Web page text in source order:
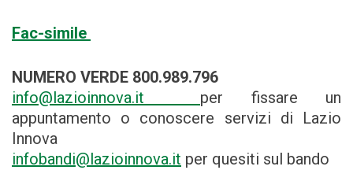
Fac-simile
NUMERO VERDE 800.989.796
info@lazioinnova.it per fissare un
appuntamento o conoscere servizi di Lazio
Innova
infobandi@lazioinnova.it per quesiti sul bando